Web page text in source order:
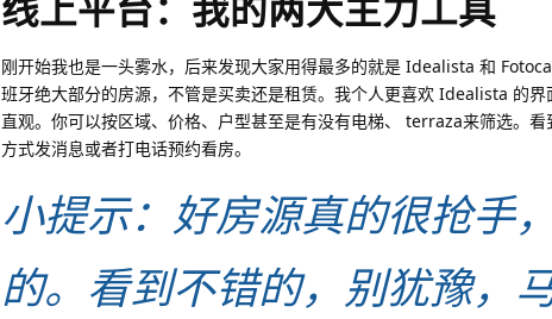
刚开始我也是一头雾水，后来发现大家用得最多的就是 Idealista 和
班牙绝大部分的房源，不管是买卖还是租赁。我个人更喜欢 Idealista 的
直观。你可以按区域、价格、户型甚至是有没有电梯、 terraza来筛选。
方式发消息或者打电话预约看房。
小提示：好房源真的很抢手
的。看到不错的，别犹豫，